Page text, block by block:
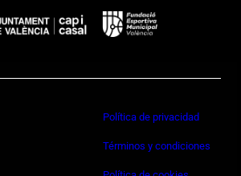
Política de privacidad
Términos y condiciones